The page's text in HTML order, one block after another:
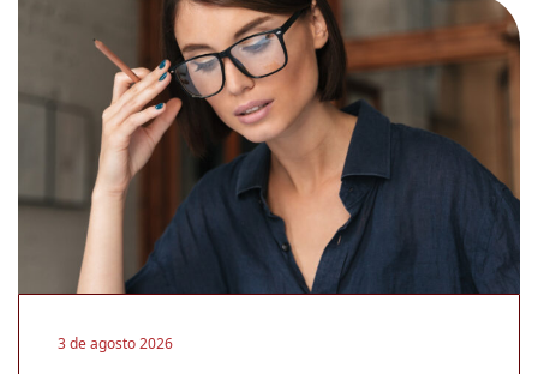
3 de agosto 2026